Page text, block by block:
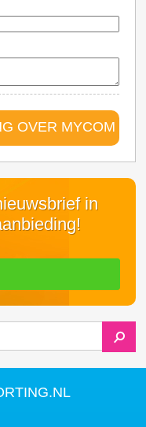
OVER MYCOM
in